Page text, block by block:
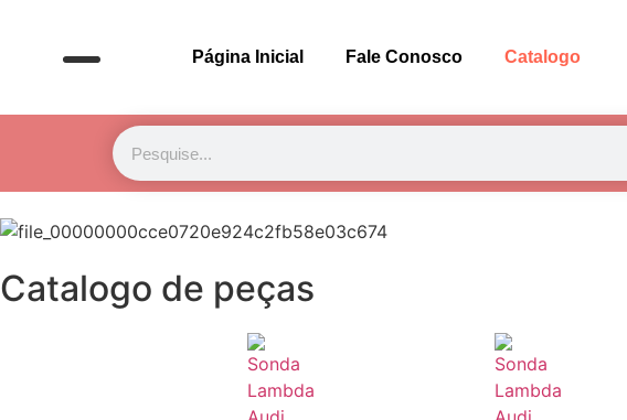
Página Inicial Fale Conosco Catalogo
Catalogo de peças